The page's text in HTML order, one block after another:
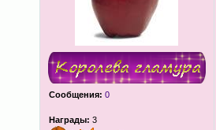
Сообщения: 0
Награды: 3